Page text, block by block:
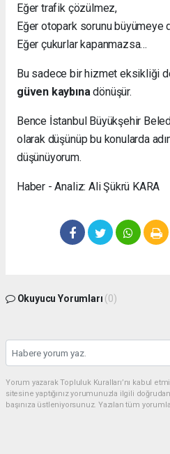
Eğer trafik çözülmez,
Eğer otopark sorunu büyümeye
Eğer çukurlar kapanmazsa…
Bu sadece bir hizmet eksikliği
güven kaybına dönüşür.
Bence İstanbul Büyükşehir
olarak düşünüp bu konularda
düşünüyorum.
Haber - Analiz: Ali Şükrü KARA
Okuyucu Yorumları (0)
Yorum yazarak Topluluk Kuralları’nı kabul
sitesine yaptığınız yorumunuzla ilgili
başınıza üstleniyorsunuz. Yazılan tüm